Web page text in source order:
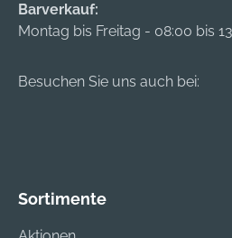
Barverkauf:
Montag bis Freitag - 08:00 bis
Besuchen Sie uns auch bei:
Sortimente